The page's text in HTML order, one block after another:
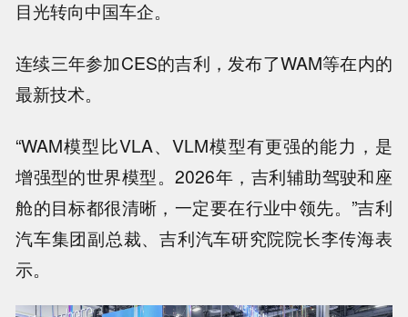
目光转向中国车企。
连续三年参加CES的吉利，发布了WAM等在内的
最新技术。
“WAM模型比VLA、VLM模型有更强的能力，是
增强型的世界模型。2026年，吉利辅助驾驶和座
舱的目标都很清晰，一定要在行业中领先。”吉利
汽车集团副总裁、吉利汽车研究院院长李传海表
示。